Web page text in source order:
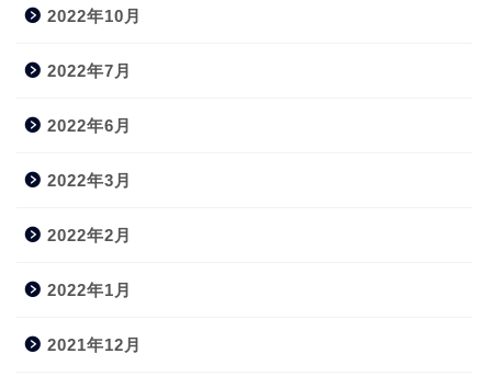
2022年10月
2022年7月
2022年6月
2022年3月
2022年2月
2022年1月
2021年12月